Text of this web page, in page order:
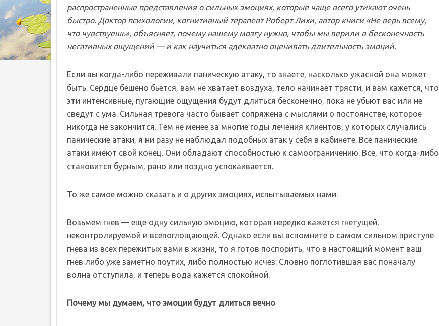
распространенные представления о сильных эмоциях, которые чаще всего утихают очень
быстро. Доктор психологии, когнитивный терапевт Роберт Лихи, автор книги «Не верь всему,
что чувствуешь», объясняет, почему нашему мозгу нужно, чтобы мы верили в бесконечность
негативных ощущений — и как научиться адекватно оценивать длительность эмоций.
Если вы когда-либо переживали паническую атаку, то знаете, насколько ужасной она может
быть. Сердце бешено бьется, вам не хватает воздуха, тело начинает трясти, и вам кажется, что
эти интенсивные, пугающие ощущения будут длиться бесконечно, пока не убьют вас или не
сведут с ума. Сильная тревога часто бывает сопряжена с мыслями о постоянстве, которое
никогда не закончится. Тем не менее за многие годы лечения клиентов, у которых случались
панические атаки, я ни разу не наблюдал подобных атак у себя в кабинете. Все панические
атаки имеют свой конец. Они обладают способностью к самоограничению. Все, что когда-либо
становится бурным, рано или поздно успокаивается.
То же самое можно сказать и о других эмоциях, испытываемых нами.
Возьмем гнев — еще одну сильную эмоцию, которая нередко кажется гнетущей,
неконтролируемой и всепоглощающей. Однако если вы вспомните о самом сильном приступе
гнева из всех пережитых вами в жизни, то я готов поспорить, что в настоящий момент ваш
гнев либо уже заметно поутих, либо полностью исчез. Словно поглотившая вас поначалу
волна отступила, и теперь вода кажется спокойной.
Почему мы думаем, что эмоции будут длиться вечно